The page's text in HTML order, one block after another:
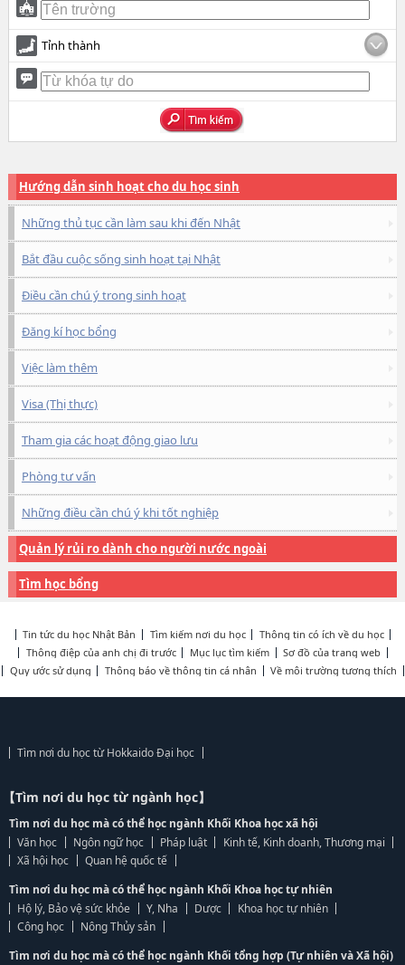
Tỉnh thành
Hướng dẫn sinh hoạt cho du học sinh
Những thủ tục cần làm sau khi đến Nhật
Bắt đầu cuộc sống sinh hoạt tại Nhật
Điều cần chú ý trong sinh hoạt
Đăng kí học bổng
Việc làm thêm
Visa (Thị thực)
Tham gia các hoạt động giao lưu
Phòng tư vấn
Những điều cần chú ý khi tốt nghiệp
Quản lý rủi ro dành cho người nước ngoài
Tìm học bổng
Tin tức du học Nhật Bản Tìm kiếm nơi du học
Thông tin có ích về du học
Thông điệp của anh chị đi trước
Mục lục tìm kiếm
Sơ đồ của trang web
Quy ước sử dụng
Thông báo về thông tin cá nhân Về môi trường tương thích
Tìm nơi du học từ Hokkaido Đại học
【Tìm nơi du học từ ngành học】
Tìm nơi du học mà có thể học ngành Khối Khoa học xã hội
Văn học
Ngôn ngữ học Pháp luật
Kinh tế, Kinh doanh, Thương mại
Xã hội học
Quan hệ quốc tế
Tìm nơi du học mà có thể học ngành Khối Khoa học tự nhiên
Hộ lý, Bảo vệ sức khỏe
Y, Nha Dược
Khoa học tự nhiên
Công học
Nông Thủy sản
Tìm nơi du học mà có thể học ngành Khối tổng hợp (Tự nhiên và Xã hội)